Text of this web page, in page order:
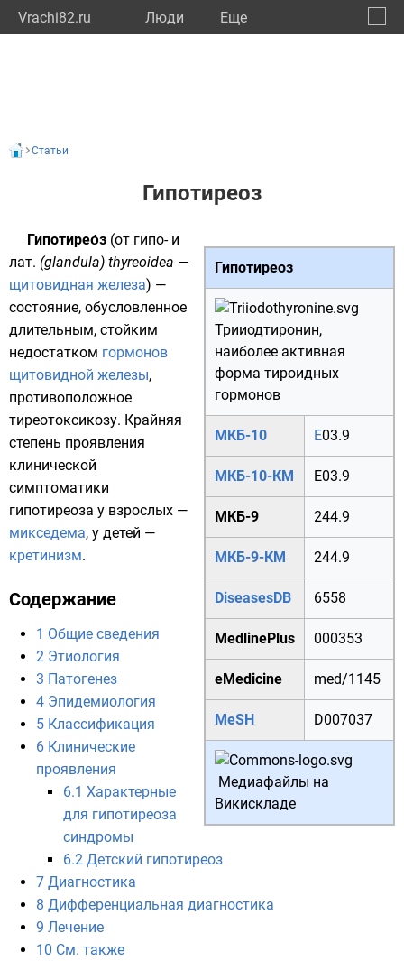
Vrachi82.ru Люди Eще
Статьи
Гипотиреоз
Гипотиреоз
Трииодтиронин,
наиболее активная
форма тироидных
гормонов
МКБ-10 E03.9
МКБ-10-КМ E03.9
МКБ-9 244.9
МКБ-9-КМ 244.9
DiseasesDB 6558
MedlinePlus 000353
eMedicine med/1145
MeSH D007037
Медиафайлы на
Викискладе
Гипотирео́з (от гипо-и
лат. (glandula) thyreoidea —
щитовидная железа) —
состояние, обусловленное
длительным, стойким
недостатком гормонов
щитовидной железы,
противоположное
тиреотоксикозу. Крайняя
степень проявления
клинической
симптоматики
гипотиреоза у взрослых —
микседема, у детей —
кретинизм.
Содержание
1 Общие сведения
2 Этиология
3 Патогенез
4 Эпидемиология
5 Классификация
6 Клинические
проявления
6.1 Характерные
для гипотиреоза
синдромы
6.2 Детский гипотиреоз
7 Диагностика
8 Дифференциальная диагностика
9 Лечение
10 См. также